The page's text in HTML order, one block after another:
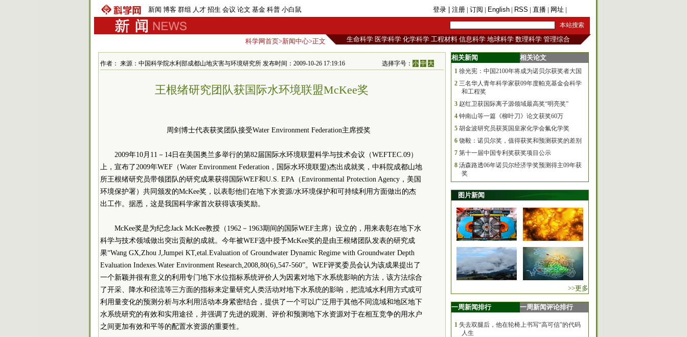
新闻 博客 群组 人才 招生 会议 论文 基金 科普 小白鼠 登录 | 注册 | 订阅 | English | RSS | 直播 | 网址 |
科学网首页>新闻中心>正文 生命科学 医学科学 化学科学 工程材料 信息科学 地球科学 数理科学 管理综合
作者： 来源：中国科学院水利部成都山地灾害与环境研究所 发布时间：2009-10-26 17:19:16 选择字号：小 中 大
王根绪研究团队获国际水环境联盟McKee奖
周剑博士代表获奖团队接受Water Environment Federation主席授奖
2009年10月11－14日在美国奥兰多举行的第82届国际水环境联盟科学与技术会议（WEFTEC.09）
上，宣布了2009年WEF（Water Environment Federation，国际水环境联盟)杰出成就奖，中科院成都山地
所王根绪研究员带领团队的研究成果获得国际WEF和U.S. EPA（Environmental Protection Agency，美国
环境保护署）共同颁发的McKee奖，以表彰他们在地下水资源/水环境保护和可持续利用方面做出的杰
出工作。据悉，这是我国科学家首次获得该项奖励。
McKee奖是为纪念Jack McKee教授（1962－1963期间的国际WEF主席）设立的，用来表彰在地下水
科学与技术领域做出突出贡献的成就。今年被WEF选中授予McKee奖的是由王根绪团队发表的研究成
果“Wang GX,Zhou J,Jumpei KT,etal.Evaluation of Groundwater Dynamic Regime with Groundwater Depth
Evaluation Indexes.Water Environment Research,2008,80(6),547-560”。WEF评奖委员会认为该成果提出了
一个新颖并很有意义的利用专门地下水位指标系统评价人为因素对地下水系统影响的方法，该方法综合
了开采、降水和径流等三方面的指标来定量研究人类活动对地下水系统的影响，把流域水利用方式或可
利用量变化的预测分析与水利用活动本身紧密结合，提供了一个可以广泛用于其他不同流域和地区地下
水系统研究的有效和实用途径，并强调了先进的观测、评价和预测地下水资源对于在相互竞争的用水户
之间更加有效和平等的配置水资源的重要性。
相关新闻 相关论文
1 徐光宪：中国2100年将成为诺贝尔获奖者大国
2 三名华人青年科学家获09年度帕克基金会科学
和工程奖
3 赵红卫获国际离子源领域最高奖“明亮奖”
4 钟南山等一篇《柳叶刀》论文获奖60万
5 胡金波研究员获英国皇家化学会氟化学奖
6 饶毅：诺贝尔奖，值得获奖和预测获奖的差别
7 第十一届中国专利奖获奖项目公示
8 汤森路透06年诺贝尔经济学奖预测得主09年获
奖
图片新闻
>>更多
一周新闻排行 一周新闻评论排行
1 失去双腿后，他在轮椅上书写“高可信”的代码
人生